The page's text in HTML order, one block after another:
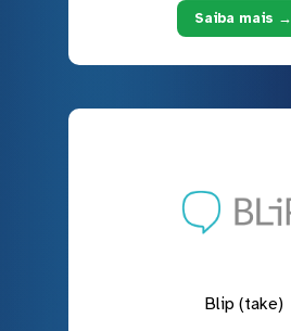
Saiba mais →
Blip (take)